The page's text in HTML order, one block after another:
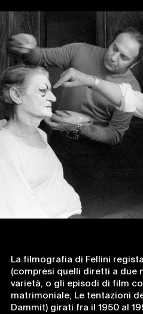
La filmografia di Fellini
(compresi quelli diretti a due
varietà, o gli episodi di film
matrimoniale, Le tentazioni
Dammit) girati fra il 1950 al